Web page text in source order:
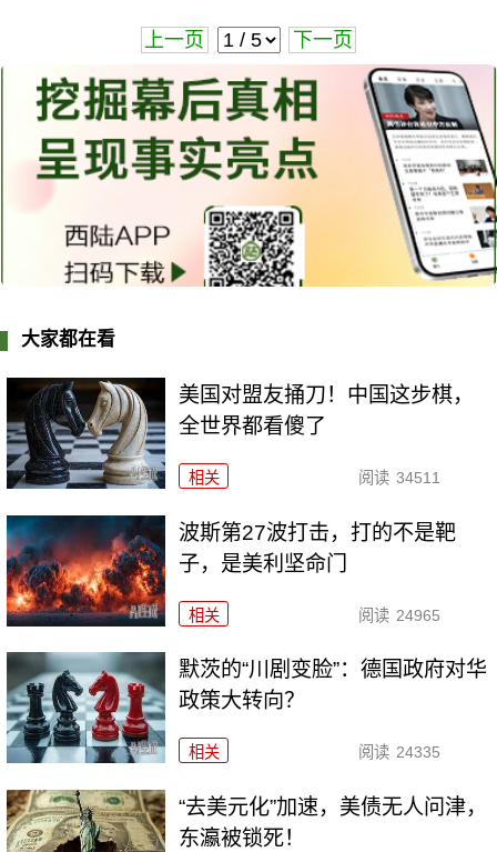
上一页 下一页
大家都在看
美国对盟友捅刀！中国这步棋，
全世界都看傻了
相关 阅读 34511
波斯第27波打击，打的不是靶
子，是美利坚命门
相关 阅读 24965
默茨的“川剧变脸”：德国政府对华
政策大转向？
相关 阅读 24335
“去美元化”加速，美债无人问津，
东瀛被锁死！